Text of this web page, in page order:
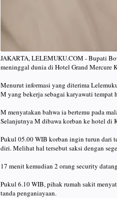
JAKARTA, LELEMUKU.COM - Bupati
meninggal dunia di Hotel Grand Mercure
Menurut informasi yang diterima
M yang bekerja sebagai karyawati tempat
M menyatakan bahwa ia bertemu pada
Selanjutnya M dibawa korban ke hotel di
Pukul 05.00 WIB korban ingin turun dari
diri. Melihat hal tersebut saksi dengan
17 menit kemudian 2 orang security
Pukul 6.10 WIB, pihak rumah sakit
tanda penganiayaan.